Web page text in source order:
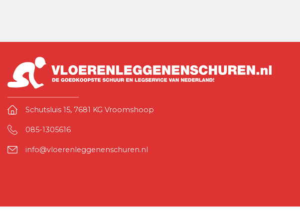
Schutsluis 15, 7681 KG Vroomshoop
085-1305616
info@vloerenleggenenschuren.nl